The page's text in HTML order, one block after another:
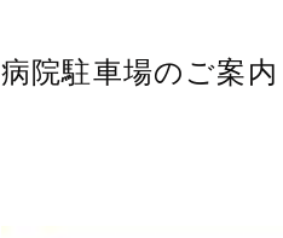
病院駐車場のご案内